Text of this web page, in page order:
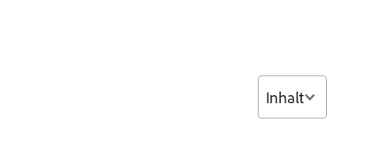
Inhalt